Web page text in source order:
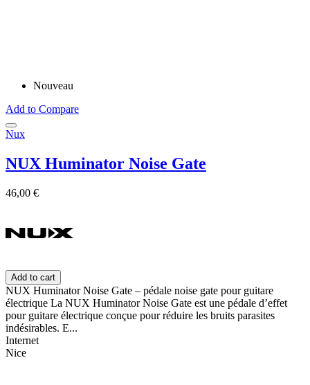
Nouveau
Add to Compare
Nux
NUX Huminator Noise Gate
46,00 €
Add to cart
NUX Huminator Noise Gate – pédale noise gate pour guitare
électrique La NUX Huminator Noise Gate est une pédale d’effet
pour guitare électrique conçue pour réduire les bruits parasites
indésirables. E...
Internet
Nice